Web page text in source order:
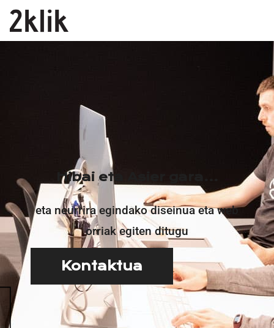
Hibai eta
eta neurrira egindako diseinua eta web
orriak egiten ditugu
Kontaktua